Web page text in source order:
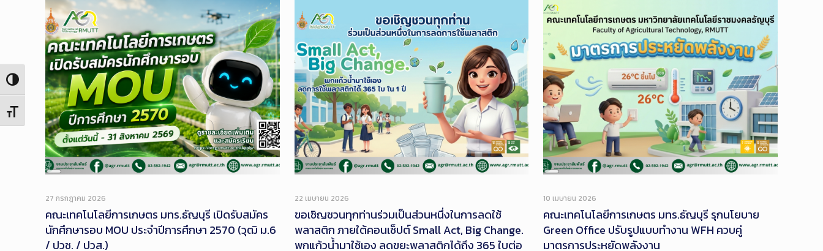
Toggle High Contrast
Toggle Font size
Long
27 กรกฎาคม 2026
คณะเทคโนโลยีการเกษตร มทร.ธัญบุรี เปิดรับสมัคร
นักศึกษารอบ MOU ประจำปีการศึกษา 2570 (วุฒิ ม.6
/ ปวช. / ปวส.)
22 เมษายน 2026
ขอเชิญชวนทุกท่านร่วมเป็นส่วนหนึ่งในการลดใช้
พลาสติก ภายใต้คอนเซ็ปต์ Small Act, Big Change.
พกแก้วน้ำมาใช้เอง ลดขยะพลาสติกได้ถึง 365 ใบต่อ
Long
10 เมษายน 2026
คณะเทคโนโลยีการเกษตร มทร.ธัญบุรี รุกนโยบาย
Green Office ปรับรูปแบบทำงาน WFH ควบคู่
มาตรการประหยัดพลังงาน